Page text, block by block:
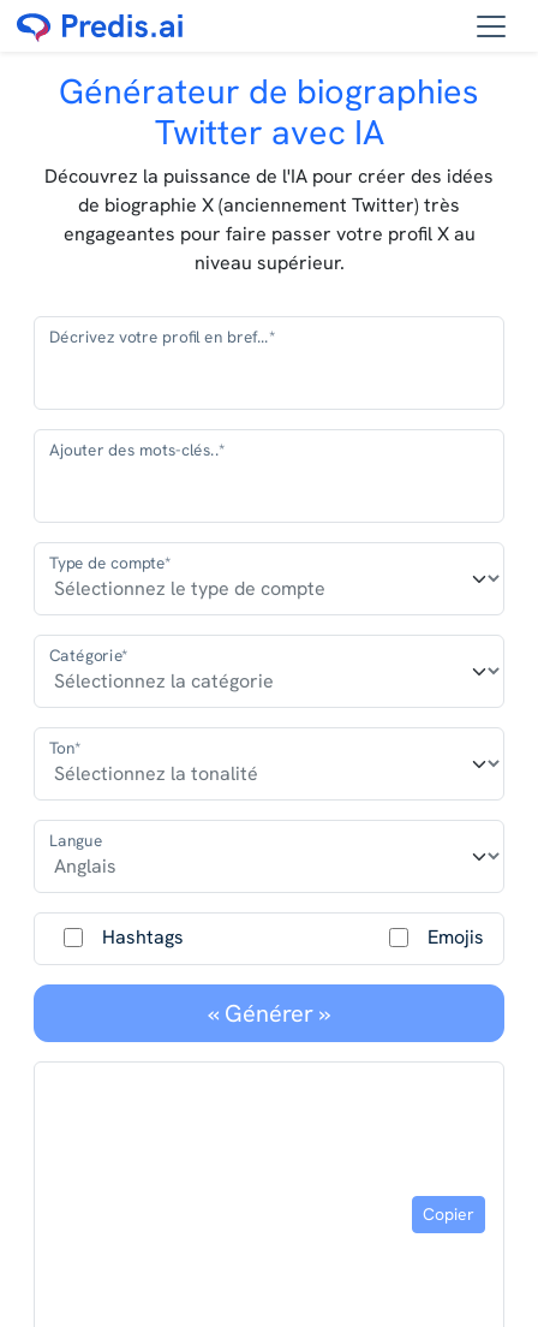
Générateur de biographies
Twitter avec IA
Découvrez la puissance de l'IA pour créer des idées
de biographie X (anciennement Twitter) très
engageantes pour faire passer votre profil X au
niveau supérieur.
Décrivez votre profil en bref...*
Ajouter des mots-clés..*
Type de compte*
Catégorie*
Ton*
Langue
Hashtags Emojis
« Générer »
Copier